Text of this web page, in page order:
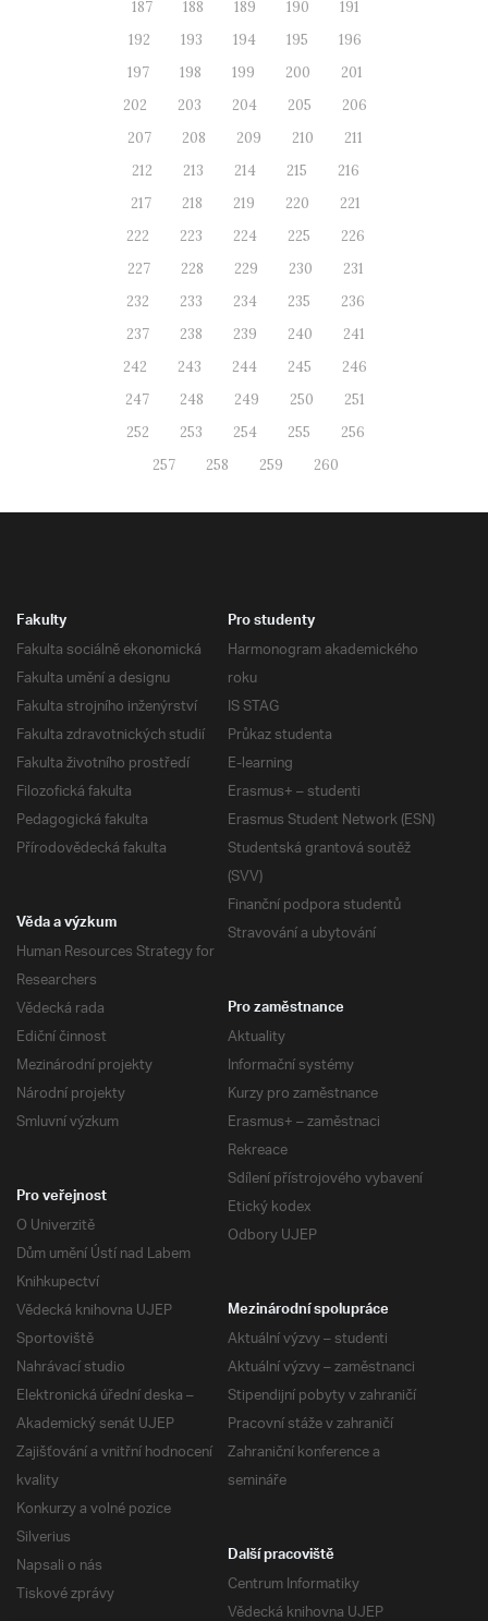
187
188 189 190
191
192
193 194 195
196
197
198 199 200
201
202
203 204 205
206
207
208 209 210
211
212
213 214 215
216
217
218 219 220
221
222
223 224 225
226
227
228 229 230
231
232
233 234 235
236
237
238 239 240
241
242
243 244 245
246
247
248 249 250
251
252
253 254 255
256
257
258 259 260
Fakulty
Fakulta sociálně ekonomická
Fakulta umění a designu
Fakulta strojního inženýrství
Fakulta zdravotnických studií
Fakulta životního prostředí
Filozofická fakulta
Pedagogická fakulta
Přírodovědecká fakulta
Pro studenty
Harmonogram akademického
roku
IS STAG
Průkaz studenta
E-learning
Erasmus+ – studenti
Erasmus Student Network (ESN)
Studentská grantová soutěž
(SVV)
Finanční podpora studentů
Stravování a ubytování
Věda a výzkum
Human Resources Strategy for
Researchers
Vědecká rada
Ediční činnost
Mezinárodní projekty
Národní projekty
Smluvní výzkum
Pro zaměstnance
Aktuality
Informační systémy
Kurzy pro zaměstnance
Erasmus+ – zaměstnaci
Rekreace
Sdílení přístrojového vybavení
Etický kodex
Odbory UJEP
Pro veřejnost
O Univerzitě
Dům umění Ústí nad Labem
Knihkupectví
Vědecká knihovna UJEP
Sportoviště
Nahrávací studio
Elektronická úřední deska –
Akademický senát UJEP
Zajišťování a vnitřní hodnocení
kvality
Konkurzy a volné pozice
Silverius
Napsali o nás
Tiskové zprávy
Mezinárodní spolupráce
Aktuální výzvy – studenti
Aktuální výzvy – zaměstnanci
Stipendijní pobyty v zahraničí
Pracovní stáže v zahraničí
Zahraniční konference a
semináře
Další pracoviště
Centrum Informatiky
Vědecká knihovna UJEP